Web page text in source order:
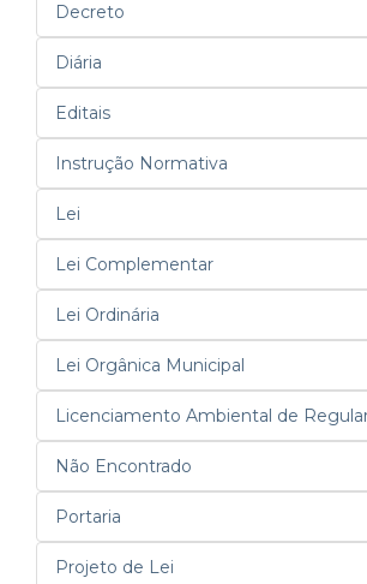
Decreto
Diária
Editais
Instrução Normativa
Lei
Lei Complementar
Lei Ordinária
Lei Orgânica Municipal
Licenciamento Ambiental de
Não Encontrado
Portaria
Projeto de Lei